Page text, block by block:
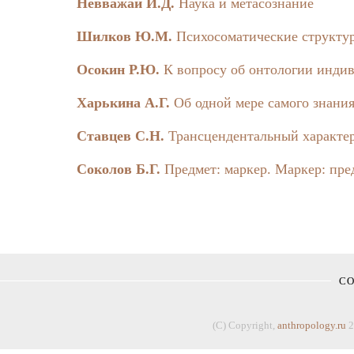
В сборнике
Первую часть
существу
Шилков Ю.М. Психосоматические
Осокин Р.Ю. К вопросу об онтологии
Харькина А.Г. Об одной мере самого знания
Ставцев С.Н. Трансцендентальный
Соколов Б.Г. Предмет: маркер. Маркер:
(C) Copyright, anthropology.ru